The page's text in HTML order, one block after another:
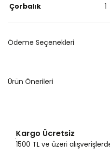
Çorbalık
1
Ödeme Seçenekleri
Ürün Önerileri
Kargo Ücretsiz
1500 TL ve üzeri